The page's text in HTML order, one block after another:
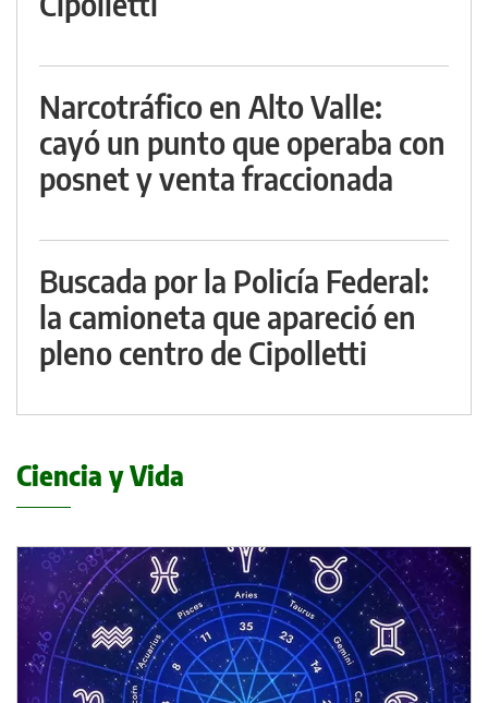
Narcotráfico en Alto Valle:
cayó un punto que operaba con
posnet y venta fraccionada
Buscada por la Policía Federal:
la camioneta que apareció en
pleno centro de Cipolletti
Ciencia y Vida